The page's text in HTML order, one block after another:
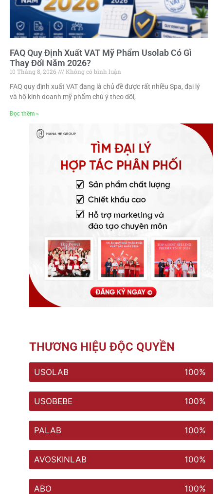
FAQ Quy Định Xuất VAT Mỹ Phẩm Usolab Có Gì
Thay Đổi Năm 2026?
10 Tháng 8, 2026
Không có bình luận
FAQ quy định xuất VAT đang là chủ đề được rất nhiều Spa, đại lý
và hộ kinh doanh mỹ phẩm chú ý theo dõi,
Đọc thêm »
THƯƠNG HIỆU ĐỘC QUYỀN
USOLAB 100%
USOBEBE 100%
PALAB 100%
AVOSKINLAB 100%
ABO 100%